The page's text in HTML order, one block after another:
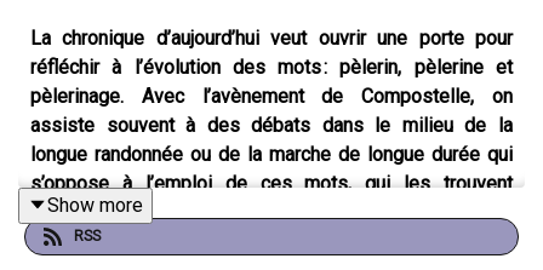
La chronique d’aujourd’hui veut ouvrir une porte pour
réfléchir à l’évolution des mots : pèlerin, pèlerine et
pèlerinage. Avec l’avènement de Compostelle, on
assiste souvent à des débats dans le milieu de la
longue randonnée ou de la marche de longue durée qui
s’oppose à l’emploi de ces mots, qui les trouvent
dépassés, ou trop religieux. Pourtant de nombreuses
personnes, dans des contextes non-religieux n’ont
Show more
RSS